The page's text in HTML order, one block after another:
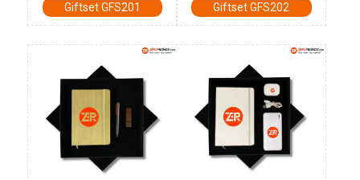
Giftset GFS201 Giftset GFS202